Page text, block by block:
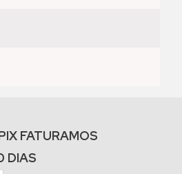
FATURAMOS
DIAS